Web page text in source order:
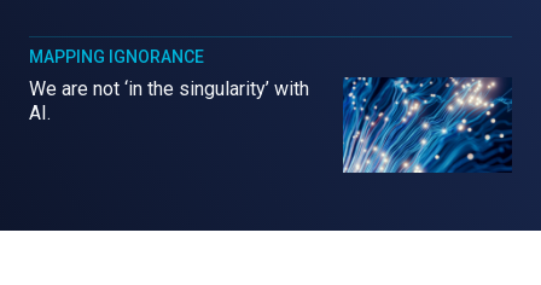
MAPPING IGNORANCE
We are not ‘in the singularity’ with
AI.